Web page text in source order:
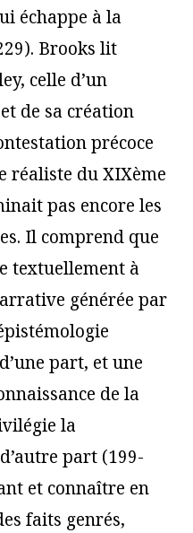
échappe à la
Brooks lit
celle d’un
de sa création
précoce
du XIXème
pas encore les
Il comprend que
textuellement à
générée par
part, et une
de la
la
part (199-
et connaître en
faits genrés,